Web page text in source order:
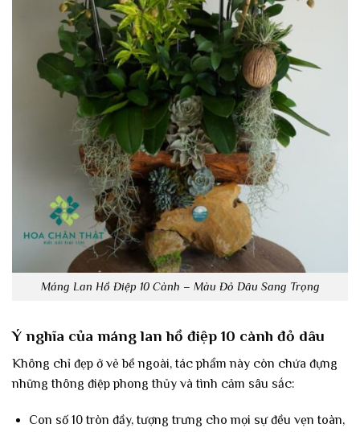
Máng Lan Hồ Điệp 10 Cành – Màu Đỏ Dâu Sang Trọng
Ý nghĩa của máng lan hồ điệp 10 cành đỏ dâu
Không chỉ đẹp ở vẻ bề ngoài, tác phẩm này còn chứa đựng
những thông điệp phong thủy và tình cảm sâu sắc:
Con số 10 tròn đầy, tượng trưng cho mọi sự đều vẹn toàn,